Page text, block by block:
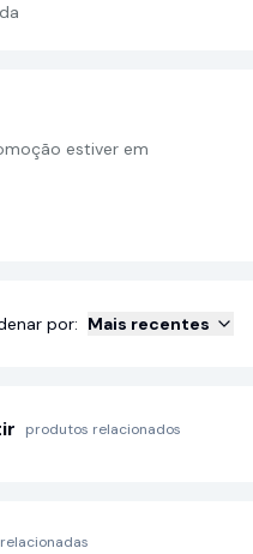
estiver em
por: Mais recentes
produtos relacionados